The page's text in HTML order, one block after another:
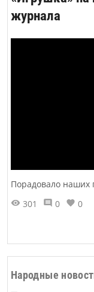
журнала
Порадовало наших
301
0 0
Народные